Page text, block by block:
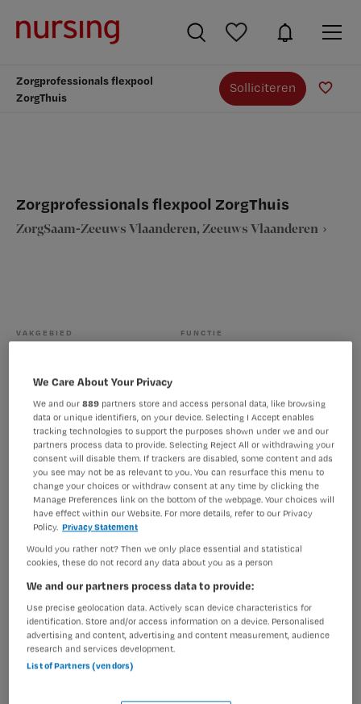
Zorgprofessionals flexpool
ZorgThuis
Solliciteren
Zorgprofessionals flexpool ZorgThuis
ZorgSaam-Zeeuws Vlaanderen, Zeeuws Vlaanderen
VAKGEBIED FUNCTIE
BRANCHE
Instelling/tehuis Niet nader bepaald
PLAATSINGSDATUM
1 juni 2025
NIVEAU
MBO
ERVARING
Niet nader bepaald
DIENSTVERBAND
Niet nader bepaald
Vacature niet beschikbaar
Deze vacature Zorgprofessionals flexpool ZorgThuis bij
Hieronder staan enkele vergelijkbare vacatures die voor
u wellicht interessant zijn.
We Care About Your Privacy
We and our889 partners store and access personal data, like browsing
data or unique identifiers, on your device. Selecting I Accept enables
tracking technologies to support the purposes shown under we and our
partners process data to provide. Selecting Reject All or withdrawing your
consent will disable them. If trackers are disabled, some content and ads
you see may not be as relevant to you. You can resurface this menu to
change your choices or withdraw consent at any time by clicking the
Manage Preferences link on the bottom of the webpage. Your choices will
have effect within our Website. For more details, refer to our Privacy
Policy. Privacy Statement
Would you rather not? Then we only place essential and statistical
cookies, these do not record any data about you as a person
We and our partners process data to provide:
Use precise geolocation data. Actively scan device characteristics for
identification. Store and/or access information on a device. Personalised
advertising and content, advertising and content measurement, audience
research and services development.
List of Partners (vendors)